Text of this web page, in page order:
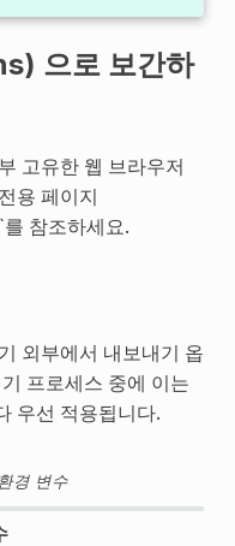
으로 보간하
고유한 웹 브라우저
전용 페이지
참조하세요.
외부에서 내보내기 옵
프로세스 중에 이는
우선 적용됩니다.
경 변수